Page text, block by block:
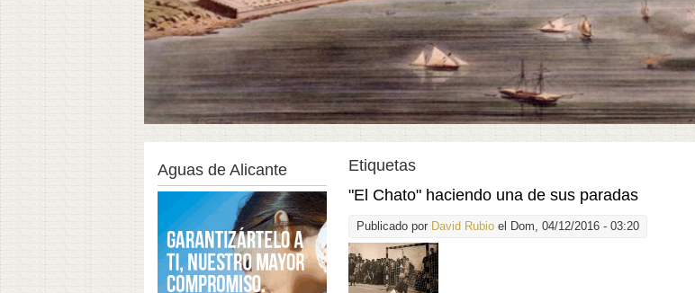
Etiquetas
"El Chato" haciendo una de sus paradas
Publicado por David Rubio el Dom, 04/12/2016 - 03:20
Aguas de Alicante